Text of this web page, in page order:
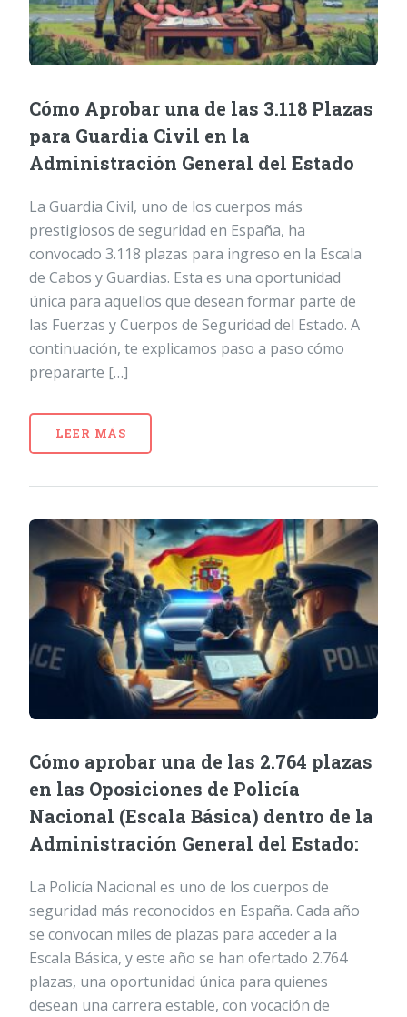
Cómo Aprobar una de las 3.118 Plazas
para Guardia Civil en la
Administración General del Estado
La Guardia Civil, uno de los cuerpos más
prestigiosos de seguridad en España, ha
convocado 3.118 plazas para ingreso en la Escala
de Cabos y Guardias. Esta es una oportunidad
única para aquellos que desean formar parte de
las Fuerzas y Cuerpos de Seguridad del Estado. A
continuación, te explicamos paso a paso cómo
prepararte […]
LEER MÁS
Cómo aprobar una de las 2.764 plazas
en las Oposiciones de Policía
Nacional (Escala Básica) dentro de la
Administración General del Estado:
La Policía Nacional es uno de los cuerpos de
seguridad más reconocidos en España. Cada año
se convocan miles de plazas para acceder a la
Escala Básica, y este año se han ofertado 2.764
plazas, una oportunidad única para quienes
desean una carrera estable, con vocación de